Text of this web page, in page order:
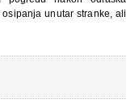
unutar stranke, ali